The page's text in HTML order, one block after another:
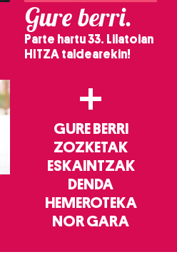
Gure berri.
Parte hartu 33. Lilatoian
HITZA taldearekin!
+
GURE BERRI
ZOZKETAK
ESKAINTZAK
DENDA
HEMEROTEKA
NOR GARA